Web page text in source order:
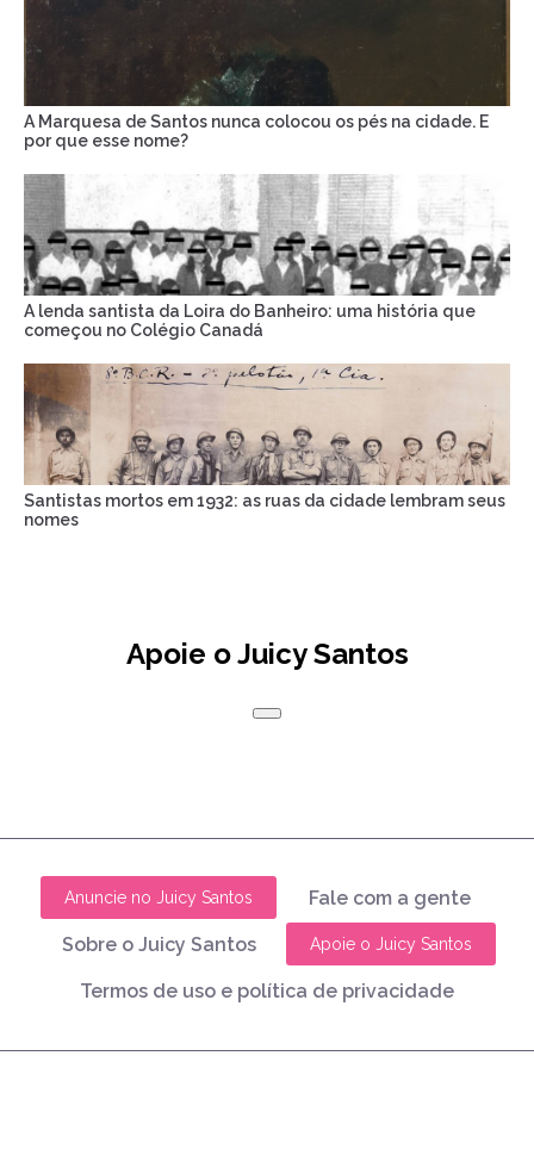
A Marquesa de Santos nunca colocou os pés na cidade. E
por que esse nome?
A lenda santista da Loira do Banheiro: uma história que
começou no Colégio Canadá
Santistas mortos em 1932: as ruas da cidade lembram seus
nomes
Apoie o Juicy Santos
Anuncie no Juicy Santos Fale com a gente
Sobre o Juicy Santos Apoie o Juicy Santos
Termos de uso e política de privacidade